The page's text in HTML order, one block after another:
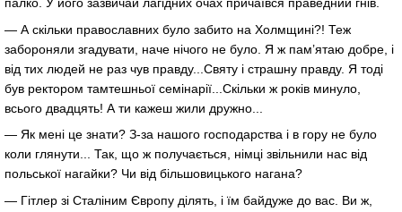
— А скільки православних було забито на Холмщині?! Теж
забороняли згадувати, наче нічого не було. Я ж пам’ятаю добре, і
від тих людей не раз чув правду...Святу і страшну правду. Я тоді
був ректором тамтешньої семінарії...Скільки ж років минуло,
всього двадцять! А ти кажеш жили дружно...
— Як мені це знати? З-за нашого господарства і в гору не було
коли глянути... Так, що ж получається, німці звільнили нас від
польської нагайки? Чи від більшовицького нагана?
— Гітлер зі Сталіним Європу ділять, і їм байдуже до вас. Ви ж,